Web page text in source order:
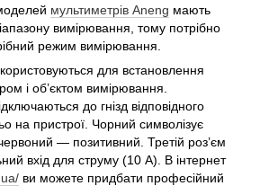
мультиметрів Аneng мають
вимірювання, тому потрібно
режим вимірювання.
для встановлення
і об’єктом вимірювання.
до гнізд відповідного
на пристрої. Чорний символізує
— позитивний. Третій роз’єм
вхід для струму (10 А). В інтернет
ви можете придбати професійний